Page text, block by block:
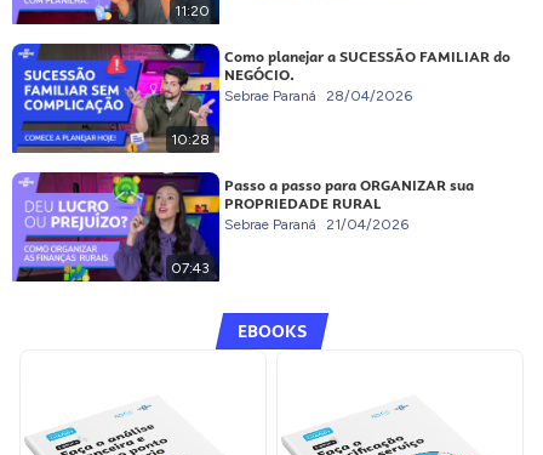
11:20
10:28
Como planejar a SUCESSÃO FAMILIAR do
NEGÓCIO.
Sebrae Paraná 28/04/2026
07:43
Passo a passo para ORGANIZAR sua
PROPRIEDADE RURAL
Sebrae Paraná 21/04/2026
EBOOKS